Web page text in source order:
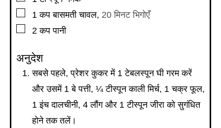
▢
1 कप बासमती चावल, 20 मिनट भिगोएँ
▢
2 कप पानी
अनुदेश
सबसे पहले, प्रेशर कुकर में 1 टेबलस्पून घी गरम करें
और उसमें 1 बे पत्ती, ¼ टीस्पून काली मिर्च, 1 चक्र फूल,
1 इंच दालचीनी, 4 लौंग और 1 टीस्पून जीरा को सुगंधित
होने तक तलें।